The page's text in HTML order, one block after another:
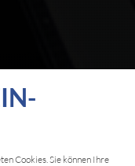
Cookies. Sie können Ihre